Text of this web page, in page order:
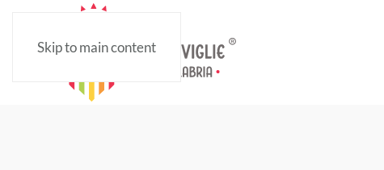
Skip to main content